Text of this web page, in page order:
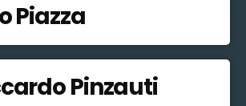
Piazza
Pinzauti